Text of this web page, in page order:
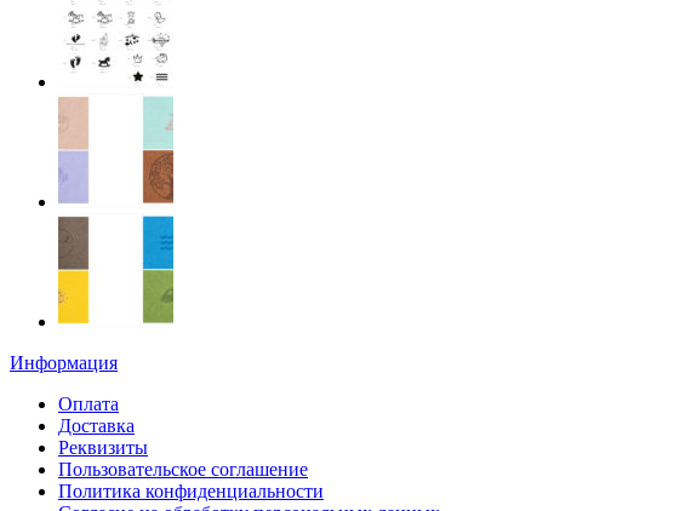
Информация
Оплата
Доставка
Реквизиты
Пользовательское соглашение
Политика конфиденциальности